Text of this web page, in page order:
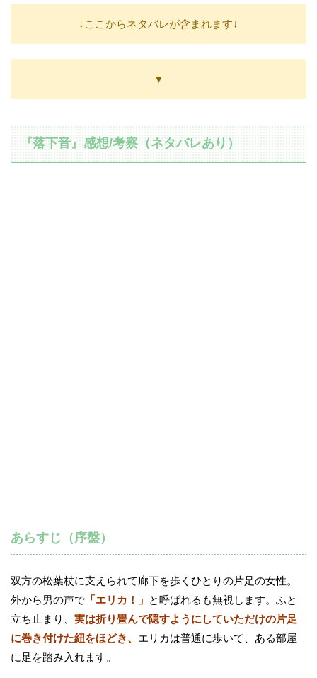
↓ここからネタバレが含まれます↓
▼
『落下音』感想/考察（ネタバレあり）
あらすじ（序盤）
双方の松葉杖に支えられて廊下を歩くひとりの片足の女性。
外から男の声で 「エリカ！」 と呼ばれるも無視します。ふと
立ち止まり、 実は折り畳んで隠すようにしていただけの片足
に巻き付けた紐をほどき、 エリカは普通に歩いて、ある部屋
に足を踏み入れます。